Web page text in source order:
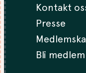
Kontakt
Presse
Bli medlem